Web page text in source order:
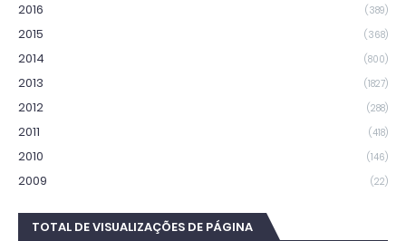
2016 (389)
2015 (368)
2014 (800)
2013 (1827)
2012 (288)
2011 (418)
2010 (146)
2009 (22)
TOTAL DE VISUALIZAÇÕES DE PÁGINA